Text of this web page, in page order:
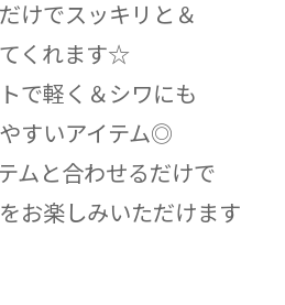
けでスッキリと＆
くれます☆
で軽く＆シワにも
すいアイテム◎
ムと合わせるだけで
お楽しみいただけます